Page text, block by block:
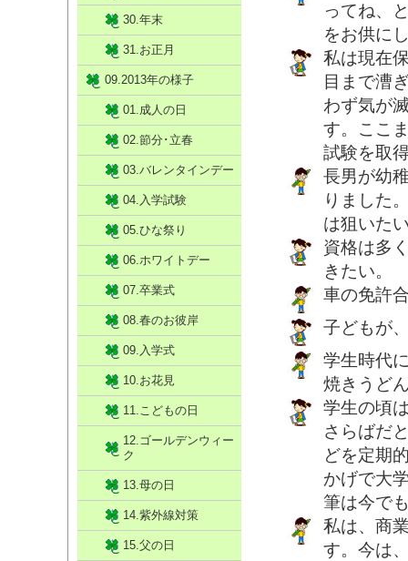
ってね、
をお供に
私は現在
目まで漕
わず気が
す。ここ
試験を取
長男が幼
りました
は狙いた
資格は多
きたい。
車の免許
子どもが
学生時代
焼きうど
学生の頃
さらばだ
どを定期
かげで大
筆は今で
私は、商
す。今は
30.年末
31.お正月
09.2013年の様子
01.成人の日
02.節分･立春
03.バレンタインデー
04.入学試験
05.ひな祭り
06.ホワイトデー
07.卒業式
08.春のお彼岸
09.入学式
10.お花見
11.こどもの日
12.ゴールデンウィー
ク
13.母の日
14.紫外線対策
15.父の日